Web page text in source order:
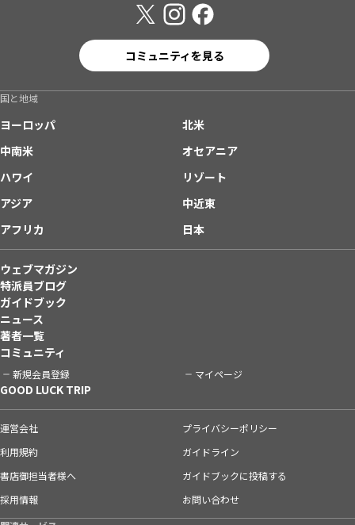
コミュニティを見る
国と地域
ヨーロッパ
北米
中南米
オセアニア
ハワイ
リゾート
アジア
中近東
アフリカ
日本
ウェブマガジン
特派員ブログ
ガイドブック
ニュース
著者一覧
コミュニティ
新規会員登録 マイページ
GOOD LUCK TRIP
運営会社
プライバシーポリシー
利用規約
ガイドライン
書店御担当者様へ
ガイドブックに投稿する
採用情報
お問い合わせ